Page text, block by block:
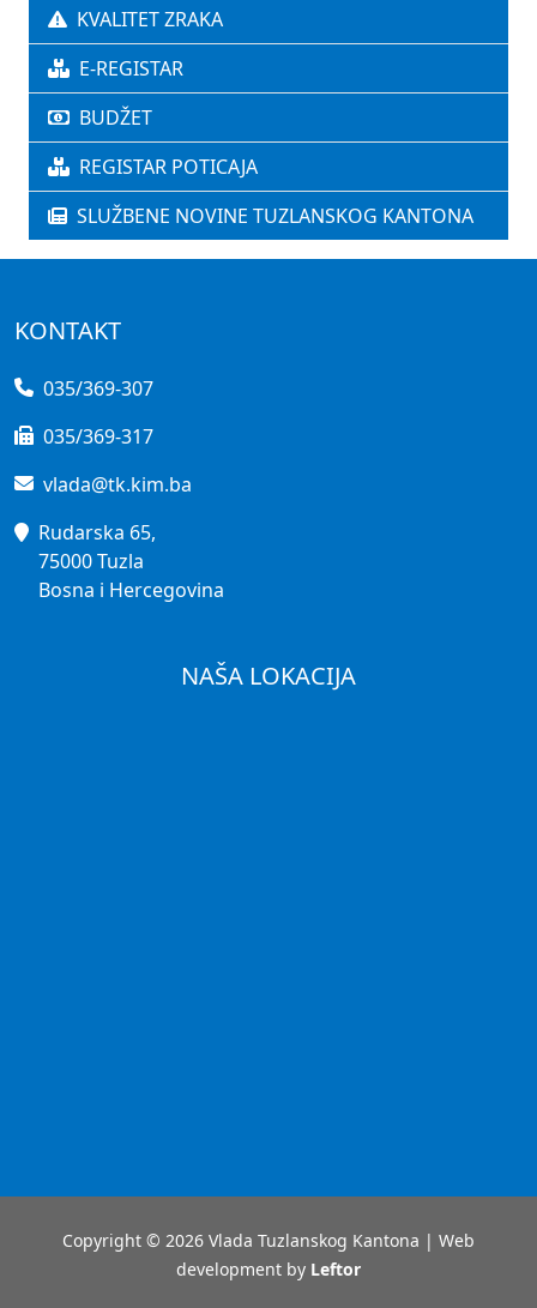
KVALITET ZRAKA
E-REGISTAR
BUDŽET
REGISTAR POTICAJA
SLUŽBENE NOVINE TUZLANSKOG KANTONA
KONTAKT
035/369-307
035/369-317
vlada@tk.kim.ba
Rudarska 65,
75000 Tuzla
Bosna i Hercegovina
NAŠA LOKACIJA
Copyright © 2026 Vlada Tuzlanskog Kantona | Web
development by Leftor